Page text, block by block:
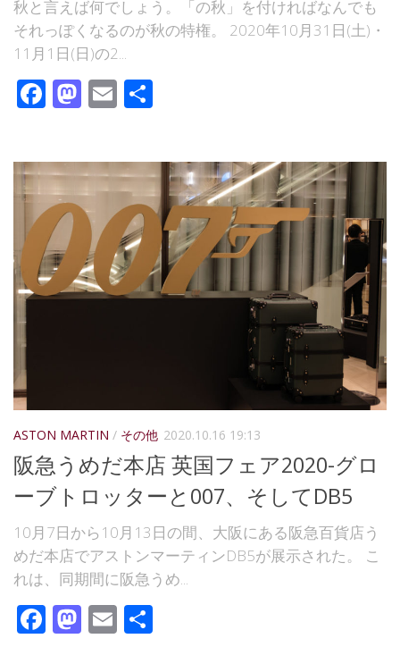
秋と言えば何でしょう。「の秋」を付ければなんでも
それっぽくなるのが秋の特権。 2020年10月31日(土)・
11月1日(日)の2...
Facebook
Mastodon
Email
ASTON MARTIN / その他 2020.10.16 19:13
阪急うめだ本店 英国フェア2020-グロ
ーブトロッターと007、そしてDB5
10月7日から10月13日の間、大阪にある阪急百貨店う
めだ本店でアストンマーティンDB5が展示された。 こ
れは、同期間に阪急うめ...
Facebook
Mastodon
Email